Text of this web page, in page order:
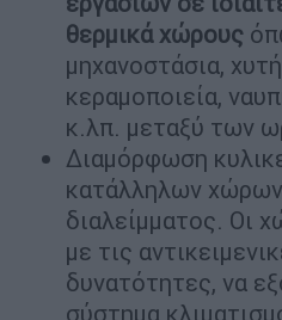
θερμικά χώρους
μηχανοστάσια,
κεραμοποιεία,
κ.λπ. μεταξύ των
Διαμόρφωση
κατάλληλων
διαλείμματος. Οι
με τις
δυνατότητες, να
σύστημα